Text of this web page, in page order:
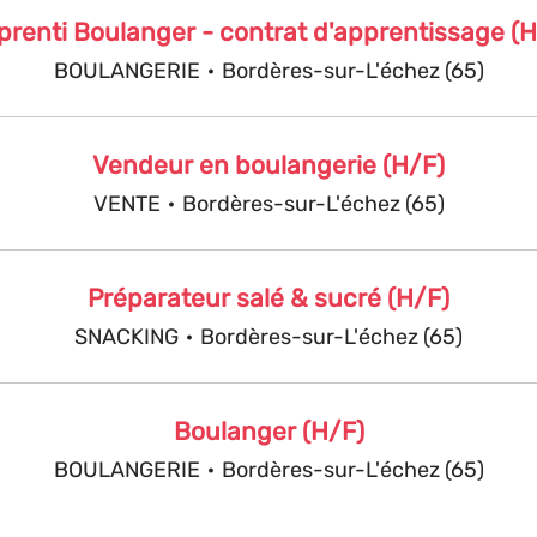
Boulanger - contrat d'apprentissage
BOULANGERIE · Bordères-sur-L'échez (65)
Vendeur en boulangerie (H/F)
VENTE · Bordères-sur-L'échez (65)
Préparateur salé & sucré (H/F)
SNACKING · Bordères-sur-L'échez (65)
Boulanger (H/F)
BOULANGERIE · Bordères-sur-L'échez (65)